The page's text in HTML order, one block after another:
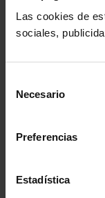
Las cookies de
sociales,
Necesario
Preferencias
Estadística